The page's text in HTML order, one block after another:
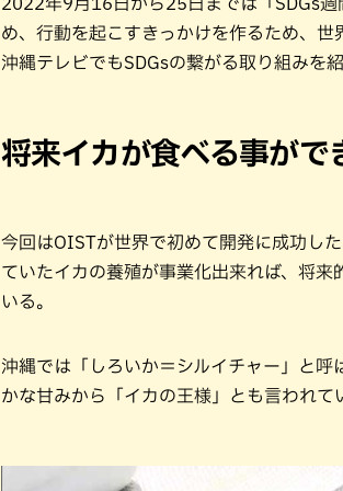
め、行動を起こすきっかけを作るため、
沖縄テレビでもSDGsの繋がる取り組みを
将来イカが食べる事が
今回はOISTが世界で初めて開発に成功し
ていたイカの養殖が事業化出来れば、将
いる。
沖縄では「しろいか＝シルイチャー」と
かな甘みから「イカの王様」とも言われ